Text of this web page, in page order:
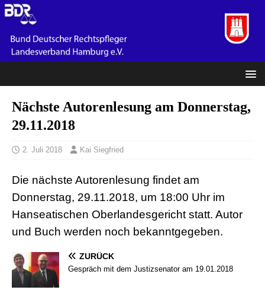
Nächste Autorenlesung am Donnerstag,
29.11.2018
2. Juli 2018 Kai Siegfried
Die nächste Autorenlesung findet am
Donnerstag, 29.11.2018, um 18:00 Uhr im
Hanseatischen Oberlandesgericht statt. Autor
und Buch werden noch bekanntgegeben.
ZURÜCK
Gespräch mit dem Justizsenator am 19.01.2018